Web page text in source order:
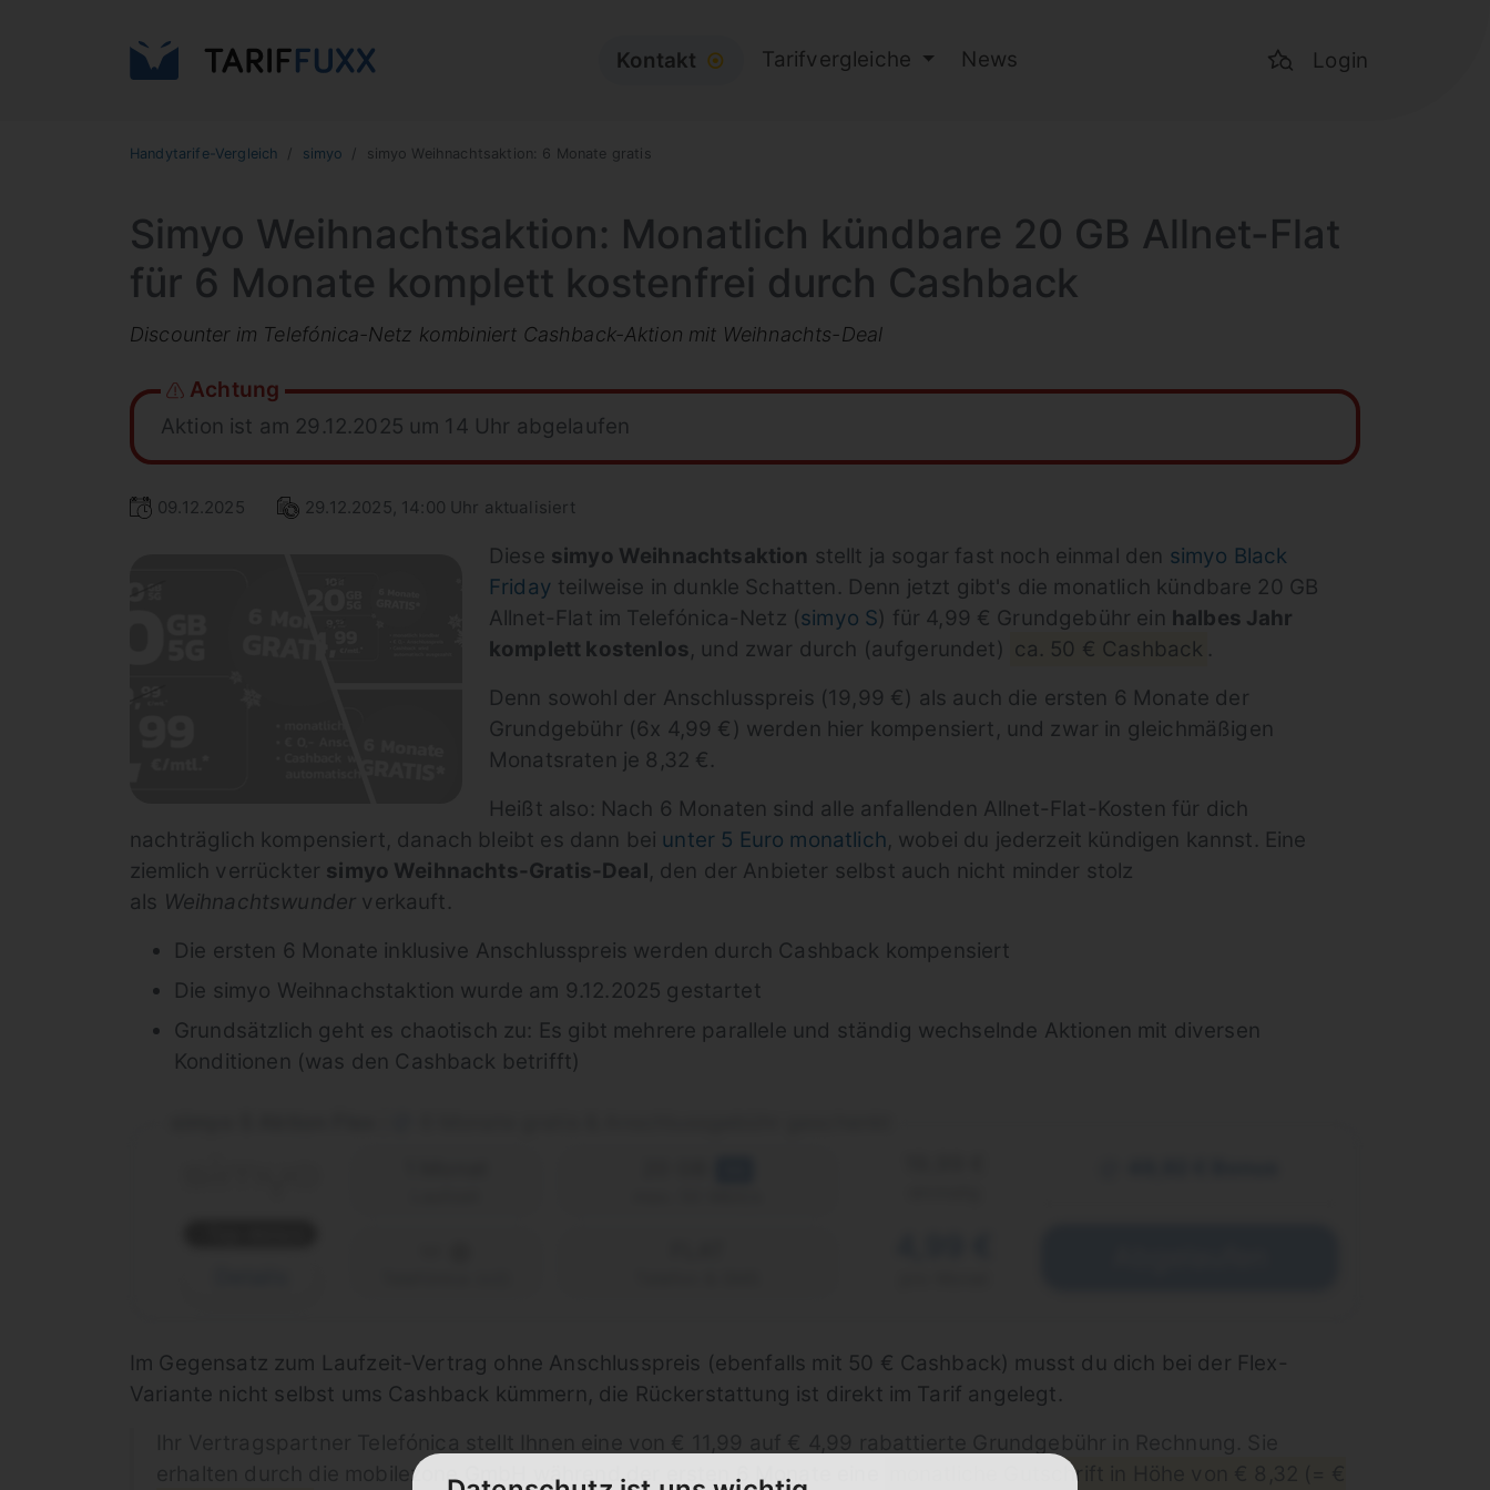
Kontakt ⦿ Tarifvergleiche News Login
Handytarife-Vergleich simyo simyo Weihnachtsaktion: 6 Monate gratis
Simyo Weihnachtsaktion: Monatlich kündbare 20 GB Allnet-Flat
für 6 Monate komplett kostenfrei durch Cashback
Discounter im Telefónica-Netz kombiniert Cashback-Aktion mit Weihnachts-Deal
Achtung
Aktion ist am 29.12.2025 um 14 Uhr abgelaufen
09.12.2025 29.12.2025, 14:00 Uhr aktualisiert
Diese simyo Weihnachtsaktion stellt ja sogar fast noch einmal den simyo Black
Friday teilweise in dunkle Schatten. Denn jetzt gibt's die monatlich kündbare 20 GB
Allnet-Flat im Telefónica-Netz (simyo S) für 4,99 € Grundgebühr ein halbes Jahr
komplett kostenlos, und zwar durch (aufgerundet) ca. 50 € Cashback .
Denn sowohl der Anschlusspreis (19,99 €) als auch die ersten 6 Monate der
Grundgebühr (6x 4,99 €) werden hier kompensiert, und zwar in gleichmäßigen
Monatsraten je 8,32 €.
Heißt also: Nach 6 Monaten sind alle anfallenden Allnet-Flat-Kosten für dich
nachträglich kompensiert, danach bleibt es dann bei unter 5 Euro monatlich, wobei du jederzeit kündigen kannst. Eine
ziemlich verrückter simyo Weihnachts-Gratis-Deal, den der Anbieter selbst auch nicht minder stolz
als Weihnachtswunder verkauft.
Die ersten 6 Monate inklusive Anschlusspreis werden durch Cashback kompensiert
Die simyo Weihnachstaktion wurde am 9.12.2025 gestartet
Grundsätzlich geht es chaotisch zu: Es gibt mehrere parallele und ständig wechselnde Aktionen mit diversen
Konditionen (was den Cashback betrifft)
Im Gegensatz zum Laufzeit-Vertrag ohne Anschlusspreis (ebenfalls mit 50 € Cashback) musst du dich bei der Flex-
Variante nicht selbst ums Cashback kümmern, die Rückerstattung ist direkt im Tarif angelegt.
erhalten durch die mobilezone GmbH während der ersten 6 Monate eine
monatliche Gutschrift in Höhe von € 8,32 (= €